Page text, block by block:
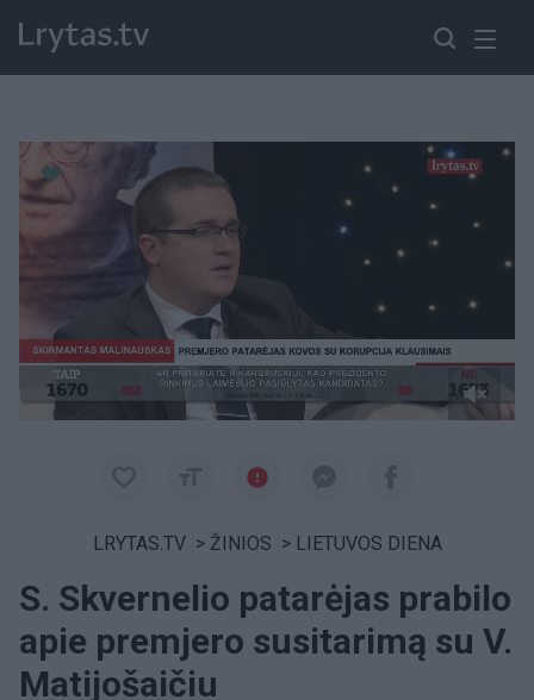
Paremkite Ukrainą
LRYTAS.TV > ŽINIOS > LIETUVOS DIENA
S. Skvernelio patarėjas prabilo
apie premjero susitarimą su V.
Matijošaičiu